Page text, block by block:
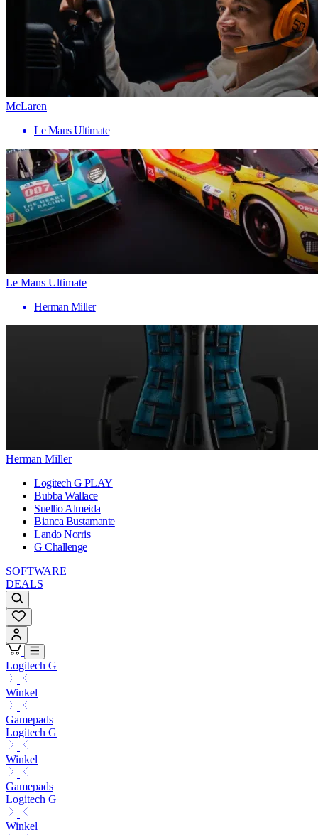
McLaren
Le Mans Ultimate
Le Mans Ultimate
Herman Miller
Herman Miller
Logitech G PLAY
Bubba Wallace
Suellio Almeida
Bianca Bustamante
Lando Norris
G Challenge
SOFTWARE
DEALS
Logitech G
Winkel
Gamepads
Logitech G
Winkel
Gamepads
Logitech G
Winkel